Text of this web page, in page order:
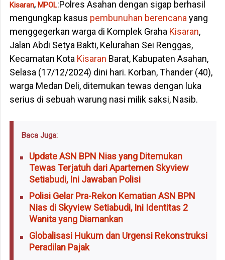
Kisaran, MPOL:Polres Asahan dengan sigap berhasil
mengungkap kasus pembunuhan berencana yang
menggegerkan warga di Komplek Graha Kisaran,
Jalan Abdi Setya Bakti, Kelurahan Sei Renggas,
Kecamatan Kota Kisaran Barat, Kabupaten Asahan,
Selasa (17/12/2024) dini hari. Korban, Thander (40),
warga Medan Deli, ditemukan tewas dengan luka
serius di sebuah warung nasi milik saksi, Nasib.
Baca Juga:
Update ASN BPN Nias yang Ditemukan
Tewas Terjatuh dari Apartemen Skyview
Setiabudi, Ini Jawaban Polisi
Polisi Gelar Pra-Rekon Kematian ASN BPN
Nias di Skyview Setiabudi, Ini Identitas 2
Wanita yang Diamankan
Globalisasi Hukum dan Urgensi Rekonstruksi
Peradilan Pajak